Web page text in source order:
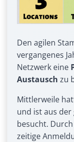
Den agilen
vergangenes
Netzwerk eine
Austausch zu
Mittlerweile
und ist aus der
besucht.
zeitige